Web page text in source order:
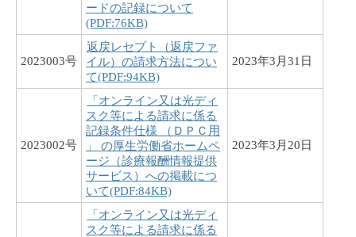
ードの記録について
(PDF:76KB)
2023003号
返戻レセプト（返戻ファ
イル）の請求方法につい
て(PDF:94KB)
2023年3月31日
2023002号
「オンライン又は光ディ
スク等による請求に係る
記録条件仕様 （ＤＰＣ用
」 の厚生労働省ホームペ
ージ（診療報酬情報提供
サービス）への掲載につ
いて(PDF:84KB)
2023年3月20日
「オンライン又は光ディ
スク等による請求に係る